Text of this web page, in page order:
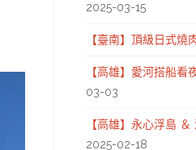
2025-03-15
【臺南】頂級日式燒
【高雄】愛河搭船看
03-03
【高雄】永心浮島
2025-02-18